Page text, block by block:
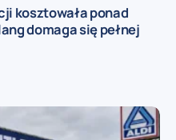
kosztowała ponad
domaga się pełnej